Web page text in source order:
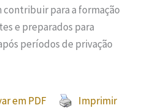
para a formação
e preparados para
períodos de privação
em PDF Imprimir